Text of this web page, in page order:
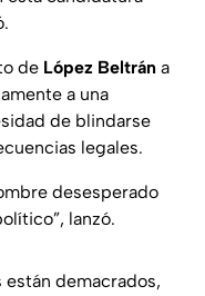
de López Beltrán a
a una
de blindarse
legales.
desesperado
lanzó.
están demacrados,